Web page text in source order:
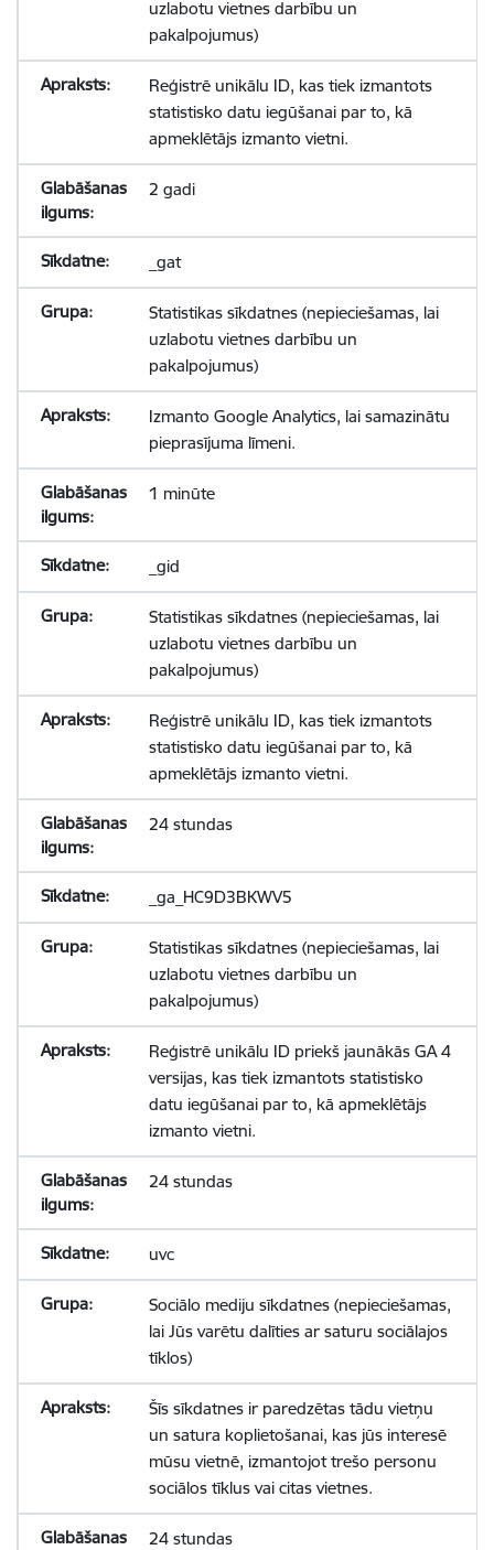
uzlabotu vietnes darbību un
pakalpojumus)
Reģistrē unikālu ID, kas tiek izmantots
statistisko datu iegūšanai par to, kā
apmeklētājs izmanto vietni.
2 gadi
_gat
Statistikas sīkdatnes (nepieciešamas, lai
uzlabotu vietnes darbību un
pakalpojumus)
Izmanto Google Analytics, lai samazinātu
pieprasījuma līmeni.
1 minūte
_gid
Statistikas sīkdatnes (nepieciešamas, lai
uzlabotu vietnes darbību un
pakalpojumus)
Reģistrē unikālu ID, kas tiek izmantots
statistisko datu iegūšanai par to, kā
apmeklētājs izmanto vietni.
24 stundas
_ga_HC9D3BKWV5
Statistikas sīkdatnes (nepieciešamas, lai
uzlabotu vietnes darbību un
pakalpojumus)
Reģistrē unikālu ID priekš jaunākās GA 4
versijas, kas tiek izmantots statistisko
datu iegūšanai par to, kā apmeklētājs
izmanto vietni.
24 stundas
uvc
Sociālo mediju sīkdatnes (nepieciešamas,
lai Jūs varētu dalīties ar saturu sociālajos
tīklos)
Šīs sīkdatnes ir paredzētas tādu vietņu
un satura koplietošanai, kas jūs interesē
mūsu vietnē, izmantojot trešo personu
sociālos tīklus vai citas vietnes.
24 stundas